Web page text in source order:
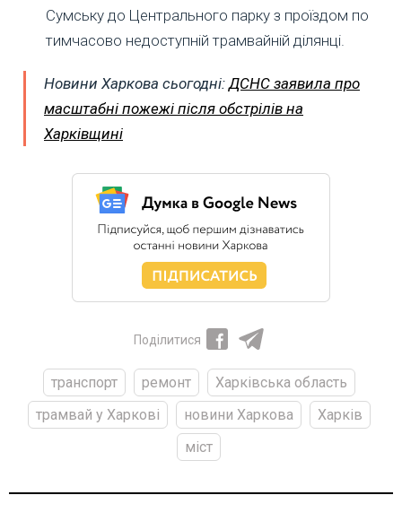
Сумську до Центрального парку з проїздом по
тимчасово недоступній трамвайній ділянці.
Новини Харкова сьогодні: ДСНС заявила про
масштабні пожежі після обстрілів на
Харківщині
Поділитися
транспорт ремонт
Харківська область
трамвай у Харкові
новини Харкова
Харків
міст